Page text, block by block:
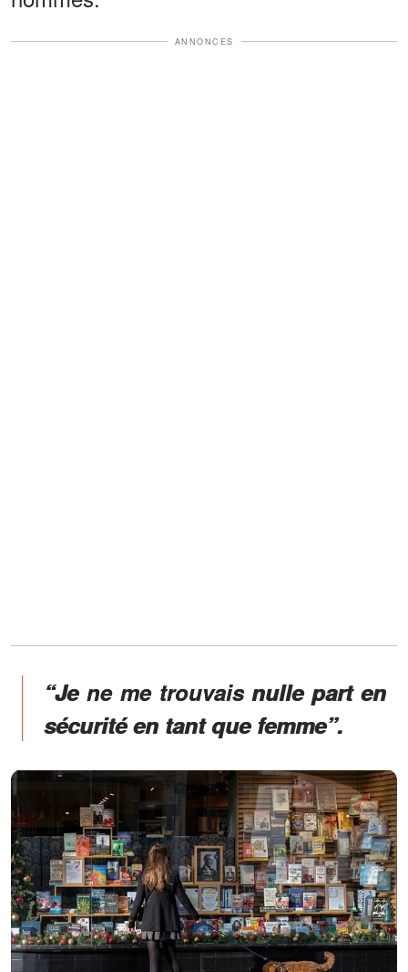
ANNONCES
“Je ne me trouvais nulle part en
sécurité en tant que femme”.